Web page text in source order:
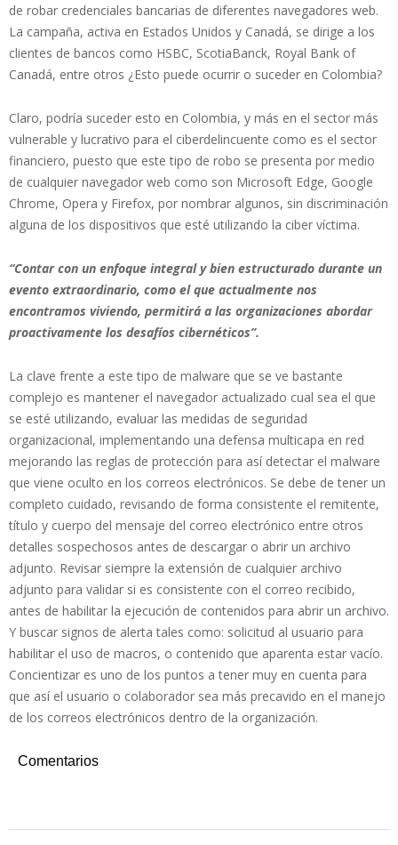
de robar credenciales bancarias de diferentes navegadores web.
La campaña, activa en Estados Unidos y Canadá, se dirige a los
clientes de bancos como HSBC, ScotiaBanck, Royal Bank of
Canadá, entre otros ¿Esto puede ocurrir o suceder en Colombia?
Claro, podría suceder esto en Colombia, y más en el sector más
vulnerable y lucrativo para el ciberdelincuente como es el sector
financiero, puesto que este tipo de robo se presenta por medio
de cualquier navegador web como son Microsoft Edge, Google
Chrome, Opera y Firefox, por nombrar algunos, sin discriminación
alguna de los dispositivos que esté utilizando la ciber víctima.
“Contar con un enfoque integral y bien estructurado durante un
evento extraordinario, como el que actualmente nos
encontramos viviendo, permitirá a las organizaciones abordar
proactivamente los desafíos cibernéticos”.
La clave frente a este tipo de malware que se ve bastante
complejo es mantener el navegador actualizado cual sea el que
se esté utilizando, evaluar las medidas de seguridad
organizacional, implementando una defensa multicapa en red
mejorando las reglas de protección para así detectar el malware
que viene oculto en los correos electrónicos. Se debe de tener un
completo cuidado, revisando de forma consistente el remitente,
título y cuerpo del mensaje del correo electrónico entre otros
detalles sospechosos antes de descargar o abrir un archivo
adjunto. Revisar siempre la extensión de cualquier archivo
adjunto para validar si es consistente con el correo recibido,
antes de habilitar la ejecución de contenidos para abrir un archivo.
Y buscar signos de alerta tales como: solicitud al usuario para
habilitar el uso de macros, o contenido que aparenta estar vacío.
Concientizar es uno de los puntos a tener muy en cuenta para
que así el usuario o colaborador sea más precavido en el manejo
de los correos electrónicos dentro de la organización.
Comentarios